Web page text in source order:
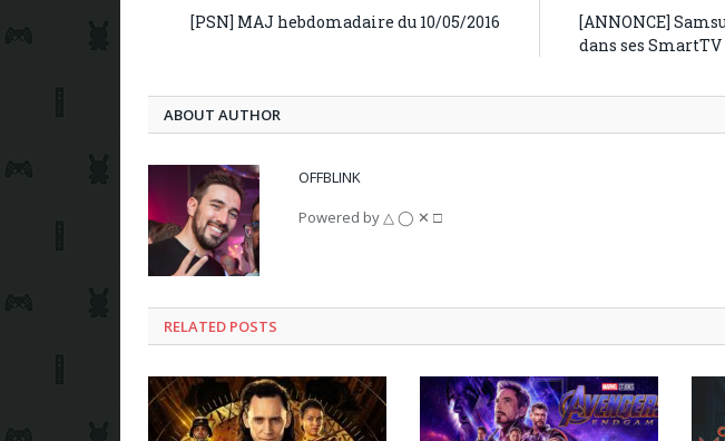
[PSN] MAJ hebdomadaire du 10/05/2016
[ANNONCE]
dans ses SmartTV
ABOUT AUTHOR
OFFBLINK
Powered by △ ◯ ✕ □
RELATED POSTS